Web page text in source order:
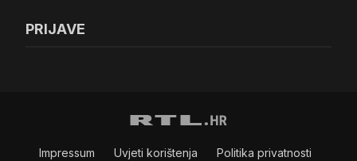
PRIJAVE
Impressum Uvjeti korištenja Politika privatnosti